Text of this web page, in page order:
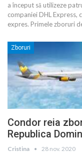
a început să utilizeze
companiei DHL Express,
expres. Primele zboruri
Zboruri
Condor reia
Republica
Cristina 28 nov. 2020